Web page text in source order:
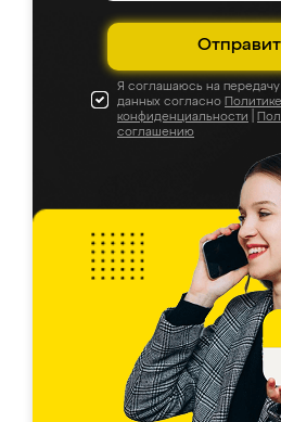
Я соглашаюсь на
данных согласно Политике
конфиденциальности
соглашению